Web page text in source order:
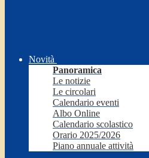
Novità
Panoramica
Le notizie
Le circolari
Calendario eventi
Albo Online
Calendario scolastico
Orario 2025/2026
Piano annuale attività